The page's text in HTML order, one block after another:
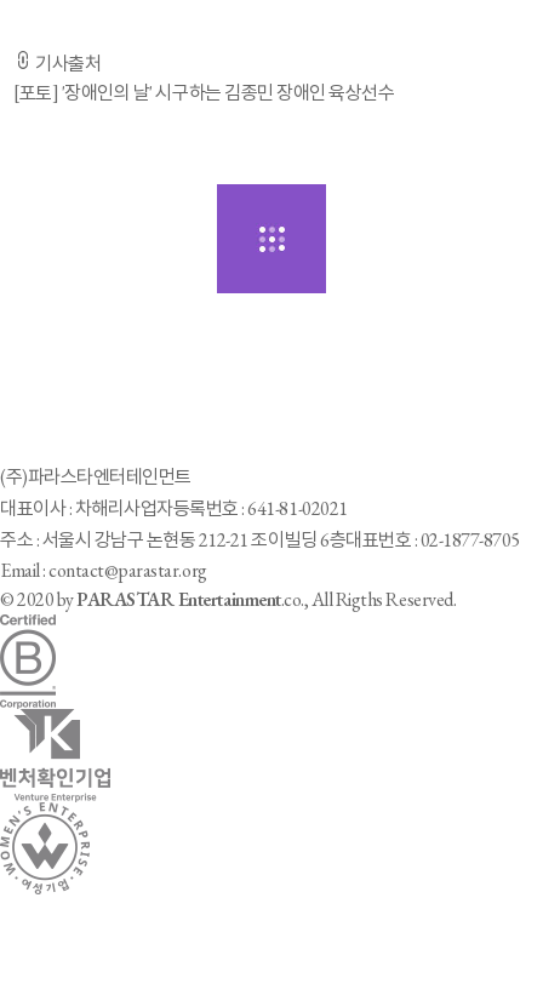
기사출처
[포토] '장애인의 날' 시구하는 김종민 장애인 육상선수
(주)파라스타엔터테인먼트
대표이사 : 차해리사업자등록번호 : 641-81-02021
주소 : 서울시 강남구 논현동 212-21 조이빌딩 6층대표번호 : 02-1877-8705
Email : contact@parastar.org
© 2020 byPARASTAR Entertainment.co., All Rigths Reserved.